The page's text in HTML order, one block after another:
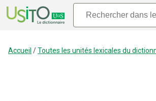
Accueil /Toutes les unités lexicales du